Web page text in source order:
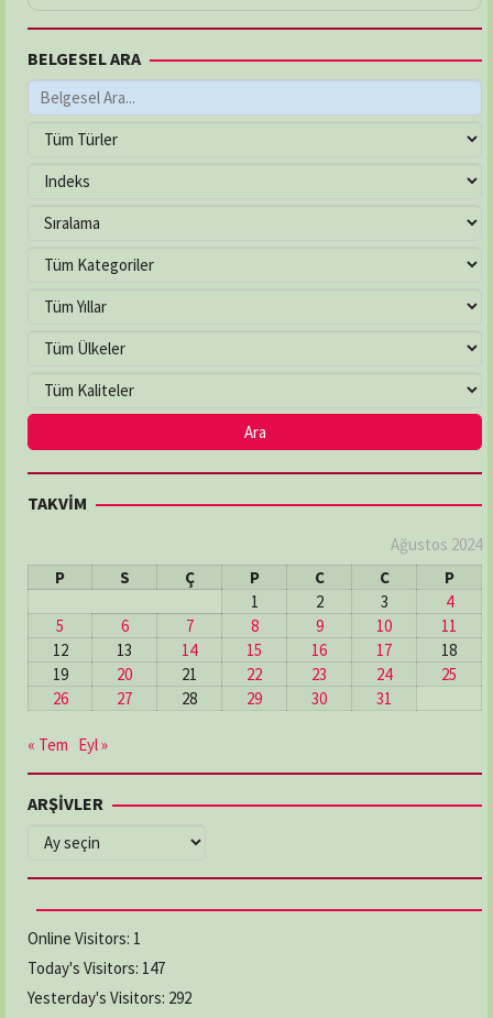
BELGESEL ARA
TAKVİM
Ağustos 2024
P
S Ç P C C
P
1
2 3
4
5
6 7 8 9 10
11
12
13 14 15 16 17
18
19
20 21 22 23 24
25
26
27 28 29 30 31
« Tem Eyl »
ARŞİVLER
ARŞİVLER
Online Visitors: 1
Today's Visitors: 147
Yesterday's Visitors: 292